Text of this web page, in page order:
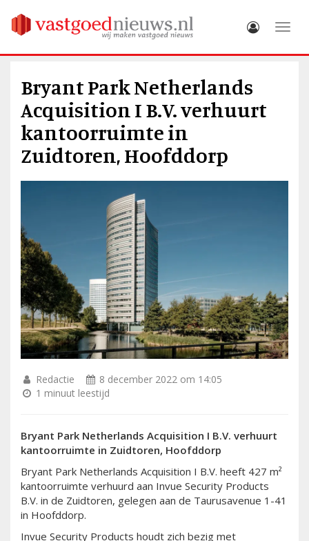
Bryant Park Netherlands
Acquisition I B.V. verhuurt
kantoorruimte in
Zuidtoren, Hoofddorp
Redactie
8 december 2022 om 14:05
1 minuut leestijd
Bryant Park Netherlands Acquisition I B.V. verhuurt
kantoorruimte in Zuidtoren, Hoofddorp
Bryant Park Netherlands Acquisition I B.V. heeft 427 m²
kantoorruimte verhuurd aan Invue Security Products
B.V. in de Zuidtoren, gelegen aan de Taurusavenue 1-41
in Hoofddorp.
Invue Security Products houdt zich bezig met